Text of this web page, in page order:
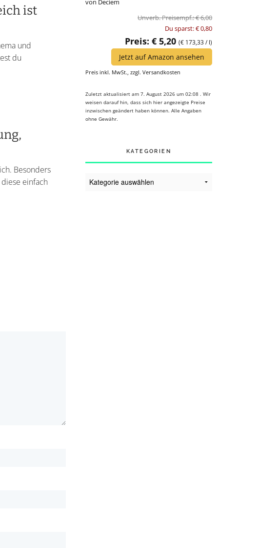
ist
und
du
Besonders
einfach
von Deciem
Unverb. Preisempf.: € 6,00
Du sparst: € 0,80
Preis: € 5,20 (€ 173,33 / l)
Jetzt auf Amazon ansehen
Preis inkl. MwSt., zzgl. Versandkosten
Zuletzt aktualisiert am 7. August 2026 um 02:08 . Wir
weisen darauf hin, dass sich hier angezeigte Preise
inzwischen geändert haben können. Alle Angaben
ohne Gewähr.
KATEGORIEN
Kategorien